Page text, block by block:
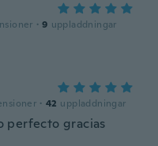
· 9 uppladdningar
· 42 uppladdningar
perfecto gracias